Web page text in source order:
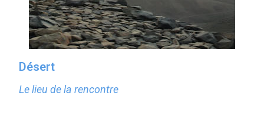
Désert
Le lieu de la rencontre